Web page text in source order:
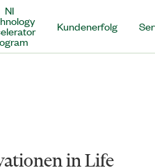
NI
Kundenerfolg
in Life